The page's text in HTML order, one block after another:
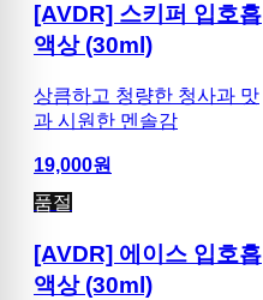
[AVDR] 스키퍼 입호흡
액상 (30ml)
상큼하고 청량한 청사과 맛
과 시원한 멘솔감
19,000원
품절
[AVDR] 에이스 입호흡
액상 (30ml)